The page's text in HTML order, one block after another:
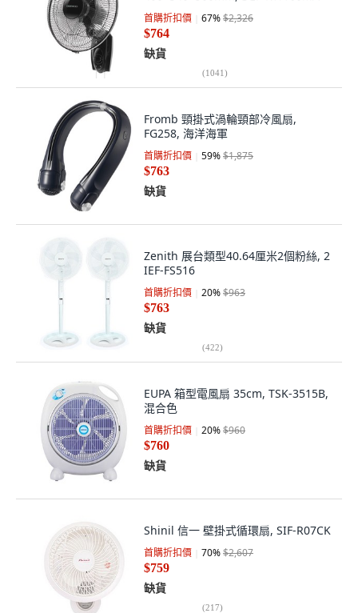
首購折扣價 67%$2,326
$764
缺貨
(1041)
Fromb 頸掛式渦輪頸部冷風扇,
FG258, 海洋海軍
首購折扣價 59%$1,875
$763
缺貨
Zenith 展台類型40.64厘米2個粉絲, 2
IEF-FS516
首購折扣價 20%$963
$763
缺貨
(422)
EUPA 箱型電風扇 35cm, TSK-3515B,
混合色
首購折扣價 20%$960
$760
缺貨
Shinil 信一 壁掛式循環扇, SIF-R07CK
首購折扣價 70%$2,607
$759
缺貨
(217)